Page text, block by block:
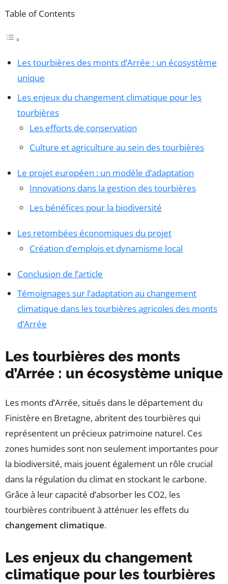
Table of Contents
Les tourbières des monts d’Arrée : un écosystème
unique
Les enjeux du changement climatique pour les
tourbières
Les efforts de conservation
Culture et agriculture au sein des tourbières
Le projet européen : un modèle d’adaptation
Innovations dans la gestion des tourbières
Les bénéfices pour la biodiversité
Les retombées économiques du projet
Création d’emplois et dynamisme local
Conclusion de l’article
Témoignages sur l’adaptation au changement
climatique dans les tourbières agricoles des monts
d’Arrée
Les tourbières des monts
d’Arrée : un écosystème unique
Les monts d’Arrée, situés dans le département du
Finistère en Bretagne, abritent des tourbières qui
représentent un précieux patrimoine naturel. Ces
zones humides sont non seulement importantes pour
la biodiversité, mais jouent également un rôle crucial
dans la régulation du climat en stockant le carbone.
Grâce à leur capacité d’absorber les CO2, les
tourbières contribuent à atténuer les effets du
changement climatique.
Les enjeux du changement
climatique pour les tourbières